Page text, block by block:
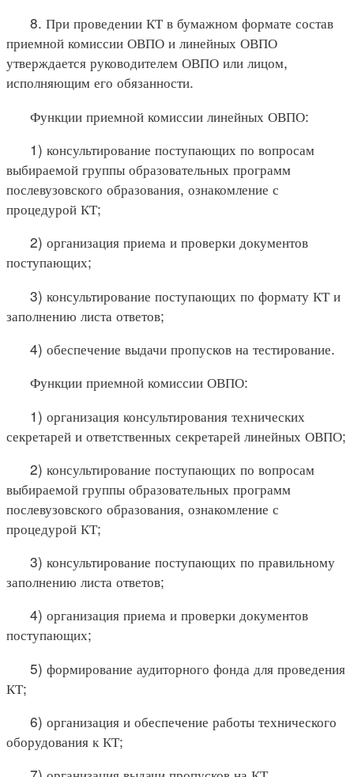
8. При проведении КТ в бумажном формате состав
приемной комиссии ОВПО и линейных ОВПО
утверждается руководителем ОВПО или лицом,
исполняющим его обязанности.
Функции приемной комиссии линейных ОВПО:
1) консультирование поступающих по вопросам
выбираемой группы образовательных программ
послевузовского образования, ознакомление с
процедурой КТ;
2) организация приема и проверки документов
поступающих;
3) консультирование поступающих по формату КТ и
заполнению листа ответов;
4) обеспечение выдачи пропусков на тестирование.
Функции приемной комиссии ОВПО:
1) организация консультирования технических
секретарей и ответственных секретарей линейных ОВПО;
2) консультирование поступающих по вопросам
выбираемой группы образовательных программ
послевузовского образования, ознакомление с
процедурой КТ;
3) консультирование поступающих по правильному
заполнению листа ответов;
4) организация приема и проверки документов
поступающих;
5) формирование аудиторного фонда для проведения
КТ;
6) организация и обеспечение работы технического
оборудования к КТ;